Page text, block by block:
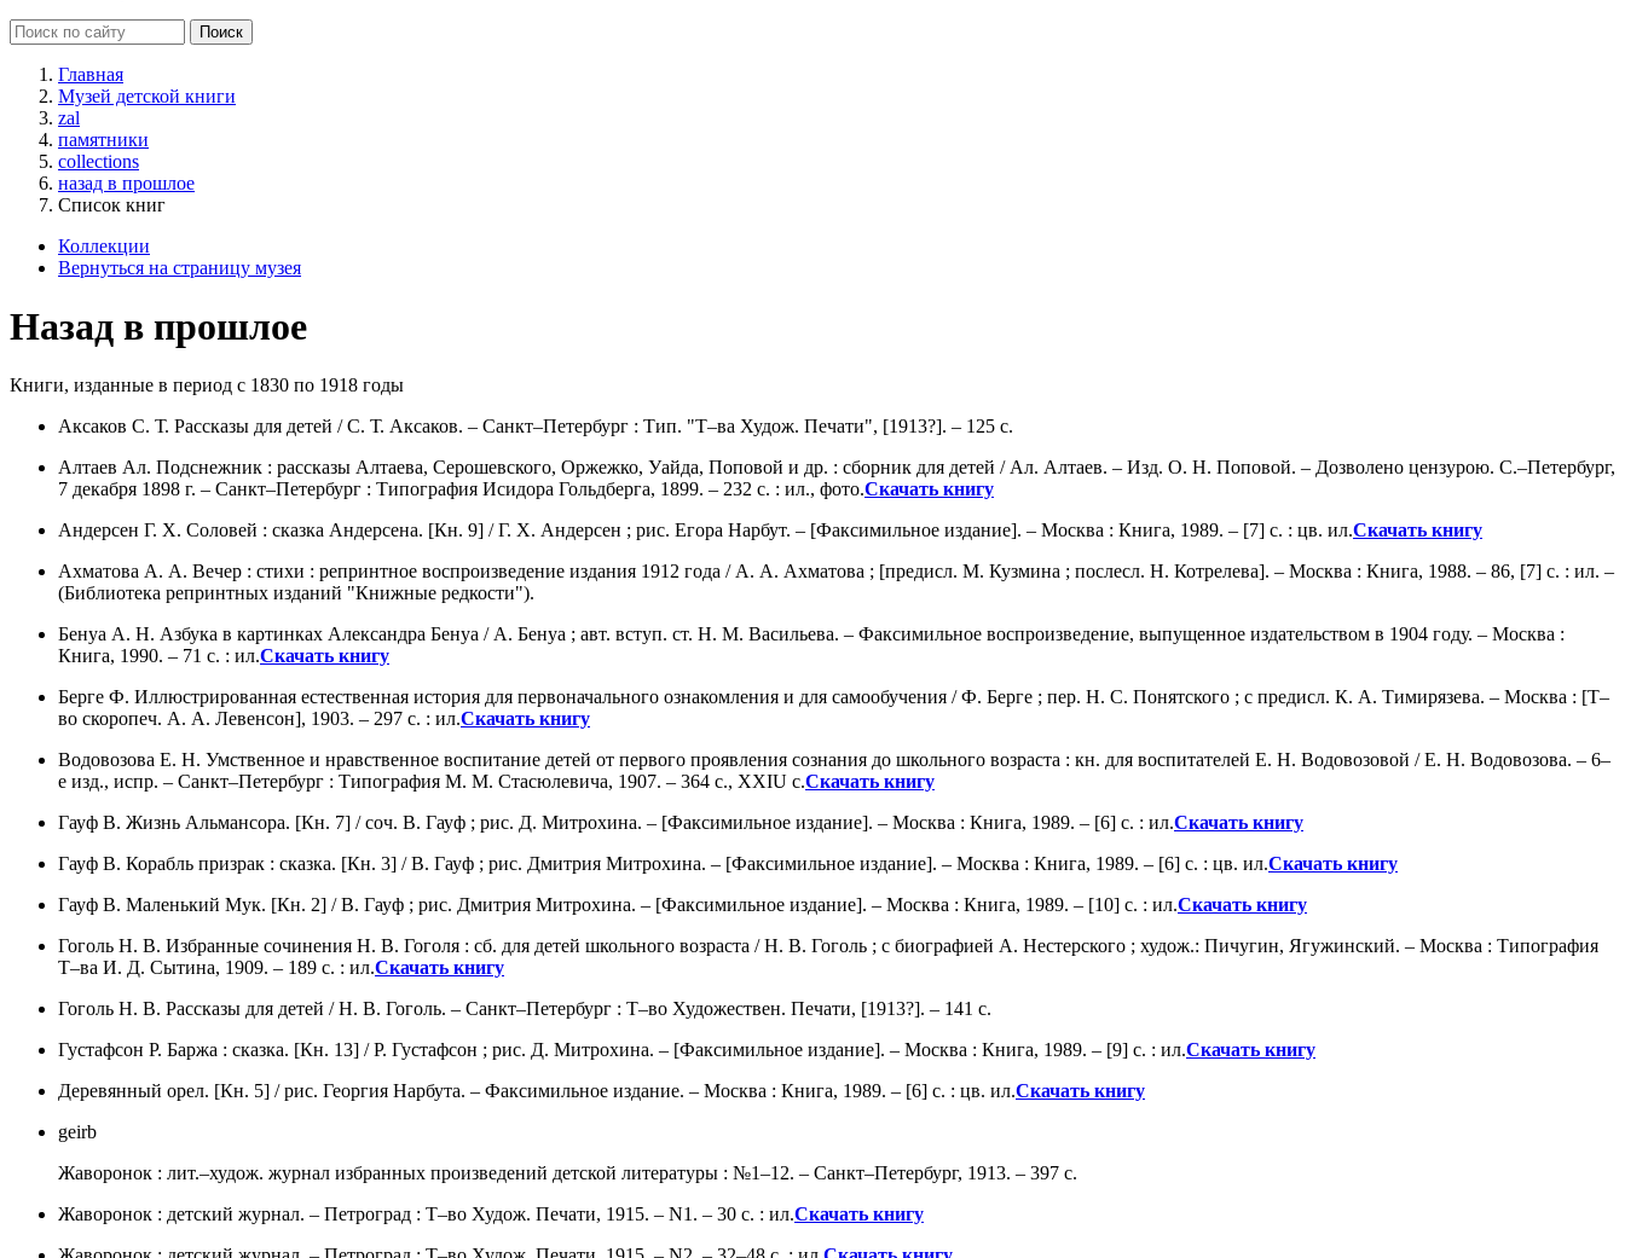
Главная
Музей детской книги
zal
памятники
collections
назад в прошлое
Список книг
Коллекции
Вернуться на страницу музея
Назад в прошлое
Книги, изданные в период с 1830 по 1918 годы
Аксаков С. Т. Рассказы для детей / С. Т. Аксаков. – Санкт–Петербург : Тип. "Т–ва Худож. Печати", [1913?]. – 125 с.
Алтаев Ал. Подснежник : рассказы Алтаева, Серошевского, Оржежко, Уайда, Поповой и др. : сборник для детей / Ал. Алтаев. – Изд. О. Н. Поповой. – Дозволено цензурою. С.–Петербург,
7 декабря 1898 г. – Санкт–Петербург : Типография Исидора Гольдберга, 1899. – 232 с. : ил., фото.Скачать книгу
Андерсен Г. Х. Соловей : сказка Андерсена. [Кн. 9] / Г. Х. Андерсен ; рис. Егора Нарбут. – [Факсимильное издание]. – Москва : Книга, 1989. – [7] с. : цв. ил.Скачать книгу
Ахматова А. А. Вечер : стихи : репринтное воспроизведение издания 1912 года / А. А. Ахматова ; [предисл. М. Кузмина ; послесл. Н. Котрелева]. – Москва : Книга, 1988. – 86, [7] с. : ил. –
(Библиотека репринтных изданий "Книжные редкости").
Бенуа А. Н. Азбука в картинках Александра Бенуа / А. Бенуа ; авт. вступ. ст. Н. М. Васильева. – Факсимильное воспроизведение, выпущенное издательством в 1904 году. – Москва :
Книга, 1990. – 71 с. : ил.Скачать книгу
Берге Ф. Иллюстрированная естественная история для первоначального ознакомления и для самообучения / Ф. Берге ; пер. Н. С. Понятского ; с предисл. К. А. Тимирязева. – Москва : [Т–
во скоропеч. А. А. Левенсон], 1903. – 297 с. : ил.Скачать книгу
Водовозова Е. Н. Умственное и нравственное воспитание детей от первого проявления сознания до школьного возраста : кн. для воспитателей Е. Н. Водовозовой / Е. Н. Водовозова. – 6–
е изд., испр. – Санкт–Петербург : Типография М. М. Стасюлевича, 1907. – 364 с., ХХIU с.Скачать книгу
Гауф В. Жизнь Альмансора. [Кн. 7] / соч. В. Гауф ; рис. Д. Митрохина. – [Факсимильное издание]. – Москва : Книга, 1989. – [6] с. : ил.Скачать книгу
Гауф В. Корабль призрак : сказка. [Кн. 3] / В. Гауф ; рис. Дмитрия Митрохина. – [Факсимильное издание]. – Москва : Книга, 1989. – [6] с. : цв. ил.Скачать книгу
Гауф В. Маленький Мук. [Кн. 2] / В. Гауф ; рис. Дмитрия Митрохина. – [Факсимильное издание]. – Москва : Книга, 1989. – [10] с. : ил.Скачать книгу
Гоголь Н. В. Избранные сочинения Н. В. Гоголя : сб. для детей школьного возраста / Н. В. Гоголь ; с биографией А. Нестерского ; худож.: Пичугин, Ягужинский. – Москва : Типография
Т–ва И. Д. Сытина, 1909. – 189 с. : ил.Скачать книгу
Гоголь Н. В. Рассказы для детей / Н. В. Гоголь. – Санкт–Петербург : Т–во Художествен. Печати, [1913?]. – 141 с.
Густафсон Р. Баржа : сказка. [Кн. 13] / Р. Густафсон ; рис. Д. Митрохина. – [Факсимильное издание]. – Москва : Книга, 1989. – [9] с. : ил.Скачать книгу
Деревянный орел. [Кн. 5] / рис. Георгия Нарбута. – Факсимильное издание. – Москва : Книга, 1989. – [6] с. : цв. ил.Скачать книгу
geirb
Жаворонок : лит.–худож. журнал избранных произведений детской литературы : №1–12. – Санкт–Петербург, 1913. – 397 с.
Жаворонок : детский журнал. – Петроград : Т–во Худож. Печати, 1915. – N1. – 30 с. : ил.Скачать книгу